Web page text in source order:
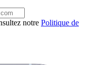
notre Politique de